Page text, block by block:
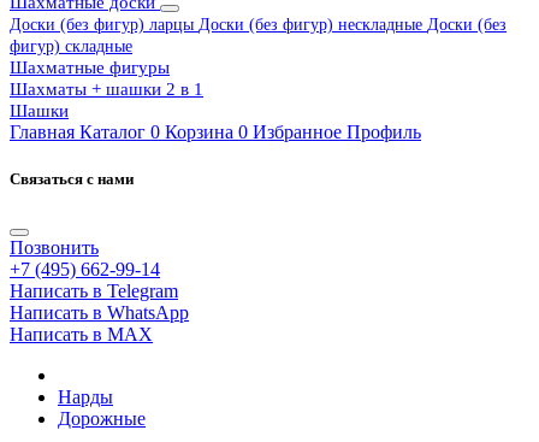
Доски (без фигур) ларцы Доски (без фигур) нескладные Доски (без
фигур) складные
Шахматные фигуры
Шахматы + шашки 2 в 1
Шашки
Главная Каталог 0 Корзина 0 Избранное Профиль
Связаться с нами
Позвонить
+7 (495) 662-99-14
Написать в Telegram
Написать в WhatsApp
Написать в MAX
Нарды
Дорожные